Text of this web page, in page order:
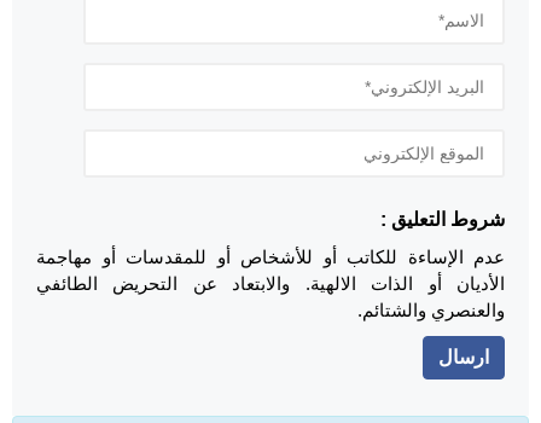
شروط التعليق :
عدم الإساءة للكاتب أو للأشخاص أو للمقدسات أو مهاجمة
الأديان أو الذات الالهية. والابتعاد عن التحريض الطائفي
والعنصري والشتائم.